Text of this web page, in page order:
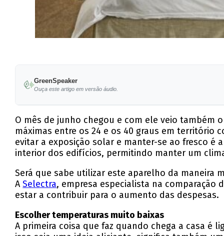
GreenSpeaker
Ouça este artigo em versão áudio.
O mês de junho chegou e com ele veio também
máximas entre os 24 e os 40 graus em território
evitar a exposição solar e manter-se ao fresco é
interior dos edifícios, permitindo manter um
Será que sabe utilizar este aparelho da maneira
ASelectra, empresa especialista na
estar a contribuir para o aumento das despesas.
Escolher temperaturas muito baixas
A primeira coisa que faz quando chega a casa é